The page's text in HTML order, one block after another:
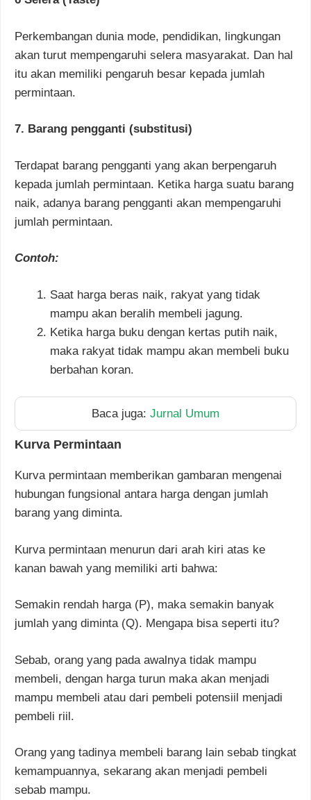
Perkembangan dunia mode, pendidikan, lingkungan
akan turut mempengaruhi selera masyarakat. Dan hal
itu akan memiliki pengaruh besar kepada jumlah
permintaan.
7. Barang pengganti (substitusi)
Terdapat barang pengganti yang akan berpengaruh
kepada jumlah permintaan. Ketika harga suatu barang
naik, adanya barang pengganti akan mempengaruhi
jumlah permintaan.
Contoh:
Saat harga beras naik, rakyat yang tidak
mampu akan beralih membeli jagung.
Ketika harga buku dengan kertas putih naik,
maka rakyat tidak mampu akan membeli buku
berbahan koran.
Baca juga: Jurnal Umum
Kurva Permintaan
Kurva permintaan memberikan gambaran mengenai
hubungan fungsional antara harga dengan jumlah
barang yang diminta.
Kurva permintaan menurun dari arah kiri atas ke
kanan bawah yang memiliki arti bahwa:
Semakin rendah harga (P), maka semakin banyak
jumlah yang diminta (Q). Mengapa bisa seperti itu?
Sebab, orang yang pada awalnya tidak mampu
membeli, dengan harga turun maka akan menjadi
mampu membeli atau dari pembeli potensiil menjadi
pembeli riil.
Orang yang tadinya membeli barang lain sebab tingkat
kemampuannya, sekarang akan menjadi pembeli
sebab mampu.